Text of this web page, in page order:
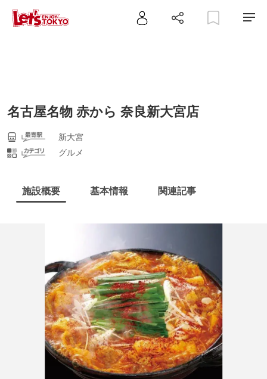
名古屋名物 赤から 奈良新大宮店
新大宮
グルメ
施設概要 基本情報 関連記事